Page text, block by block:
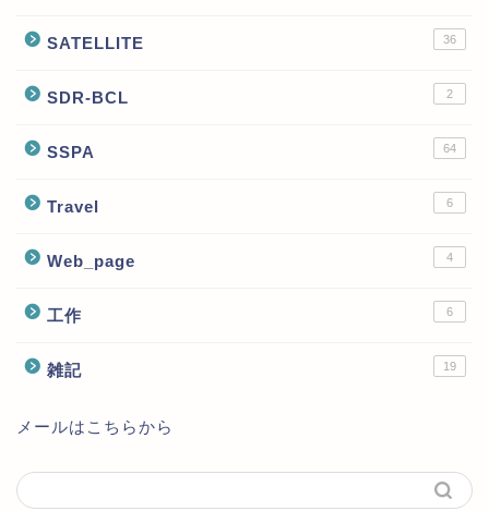
SATELLITE 36
SDR-BCL 2
SSPA 64
Travel 6
Web_page 4
工作 6
雑記 19
メールはこちらから